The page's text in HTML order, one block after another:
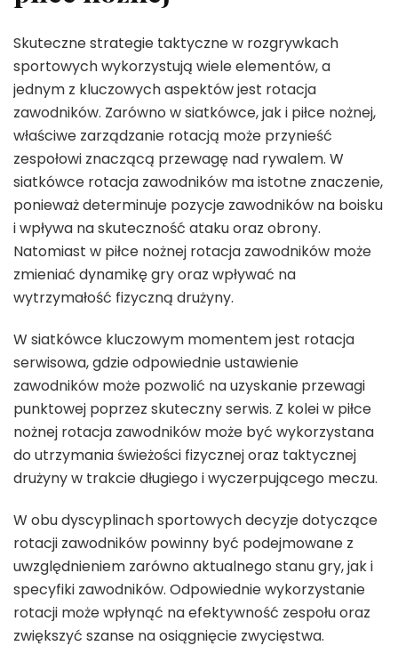
Skuteczne strategie taktyczne w rozgrywkach
sportowych wykorzystują wiele elementów, a
jednym z kluczowych aspektów jest rotacja
zawodników. Zarówno w siatkówce, jak i piłce nożnej,
właściwe zarządzanie rotacją może przynieść
zespołowi znaczącą przewagę nad rywalem. W
siatkówce rotacja zawodników ma istotne znaczenie,
ponieważ determinuje pozycje zawodników na boisku
i wpływa na skuteczność ataku oraz obrony.
Natomiast w piłce nożnej rotacja zawodników może
zmieniać dynamikę gry oraz wpływać na
wytrzymałość fizyczną drużyny.
W siatkówce kluczowym momentem jest rotacja
serwisowa, gdzie odpowiednie ustawienie
zawodników może pozwolić na uzyskanie przewagi
punktowej poprzez skuteczny serwis. Z kolei w piłce
nożnej rotacja zawodników może być wykorzystana
do utrzymania świeżości fizycznej oraz taktycznej
drużyny w trakcie długiego i wyczerpującego meczu.
W obu dyscyplinach sportowych decyzje dotyczące
rotacji zawodników powinny być podejmowane z
uwzględnieniem zarówno aktualnego stanu gry, jak i
specyfiki zawodników. Odpowiednie wykorzystanie
rotacji może wpłynąć na efektywność zespołu oraz
zwiększyć szanse na osiągnięcie zwycięstwa.